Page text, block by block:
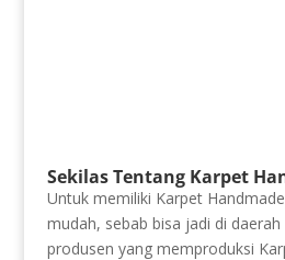
Sekilas Tentang Karpet
Untuk memiliki Karpet
mudah, sebab bisa jadi di
produsen yang memproduksi